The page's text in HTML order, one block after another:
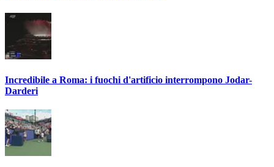
Incredibile a Roma: i fuochi d'artificio interrompono Jodar-
Darderi